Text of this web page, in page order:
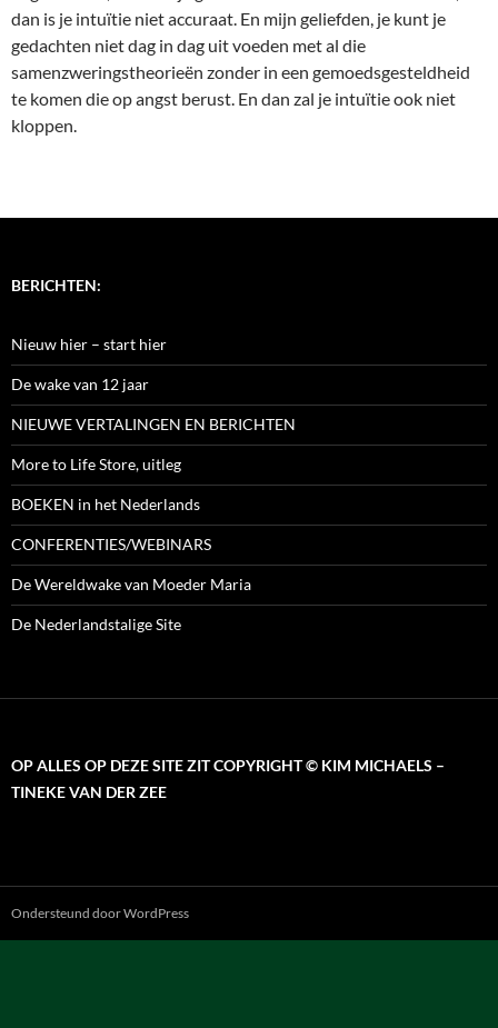
dan is je intuïtie niet accuraat. En mijn geliefden, je kunt je
gedachten niet dag in dag uit voeden met al die
samenzweringstheorieën zonder in een gemoedsgesteldheid
te komen die op angst berust. En dan zal je intuïtie ook niet
kloppen.
BERICHTEN:
Nieuw hier – start hier
De wake van 12 jaar
NIEUWE VERTALINGEN EN BERICHTEN
More to Life Store, uitleg
BOEKEN in het Nederlands
CONFERENTIES/WEBINARS
De Wereldwake van Moeder Maria
De Nederlandstalige Site
OP ALLES OP DEZE SITE ZIT COPYRIGHT © KIM MICHAELS –
TINEKE VAN DER ZEE
Ondersteund door WordPress